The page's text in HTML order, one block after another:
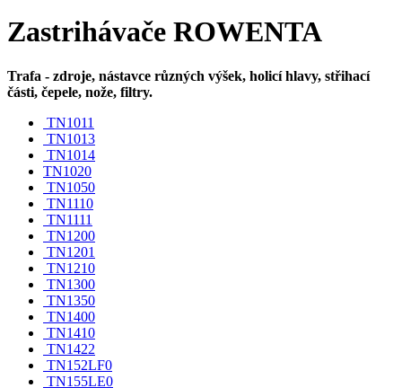
Zastrihávače ROWENTA
Trafa - zdroje, nástavce různých výšek, holicí hlavy, střihací
části, čepele, nože, filtry.
TN1011
TN1013
TN1014
TN1020
TN1050
TN1110
TN1111
TN1200
TN1201
TN1210
TN1300
TN1350
TN1400
TN1410
TN1422
TN152LF0
TN155LE0